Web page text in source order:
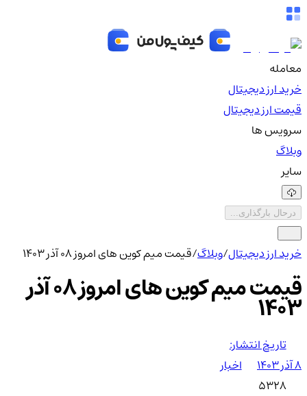
معامله
خرید ارز دیجیتال
قیمت ارز دیجیتال
سرویس ها
وبلاگ
سایر
درحال بارگذاری...
خرید ارز دیجیتال/وبلاگ/قیمت میم کوین های امروز ۰۸ آذر ۱۴۰۳
قیمت میم کوین های امروز ۰۸ آذر
۱۴۰۳
تاریخ انتشار:
۸ آذر ۱۴۰۳
اخبار
5328